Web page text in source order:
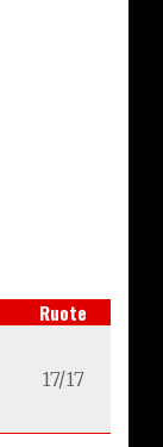
Ruote
17/17